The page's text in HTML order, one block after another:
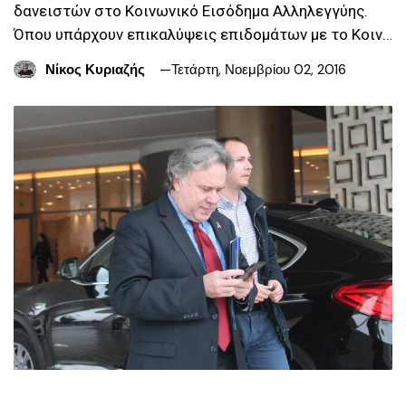
δανειστών στο Κοινωνικό Εισόδημα Αλληλεγγύης.
Όπου υπάρχουν επικαλύψεις επιδομάτων με το Κοιν…
Νίκος Κυριαζής
Τετάρτη, Νοεμβρίου 02, 2016